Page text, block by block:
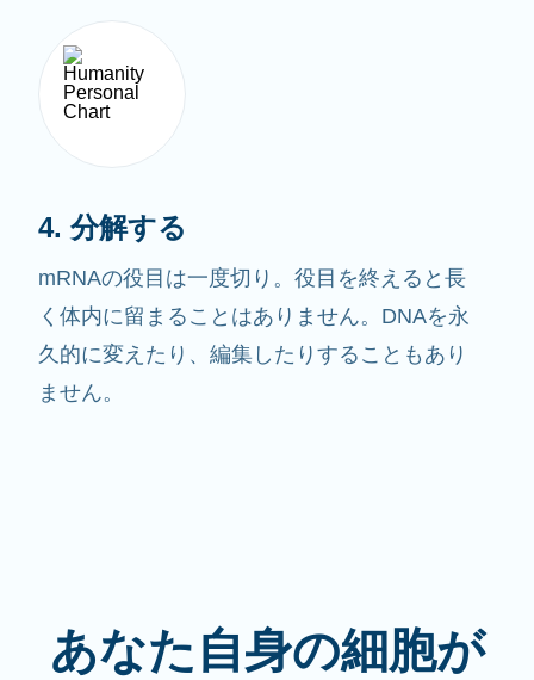
4. 分解する
mRNAの役目は一度切り。役目を終えると長
く体内に留まることはありません。DNAを永
久的に変えたり、編集したりすることもあり
ません。
あなた自身の細胞が